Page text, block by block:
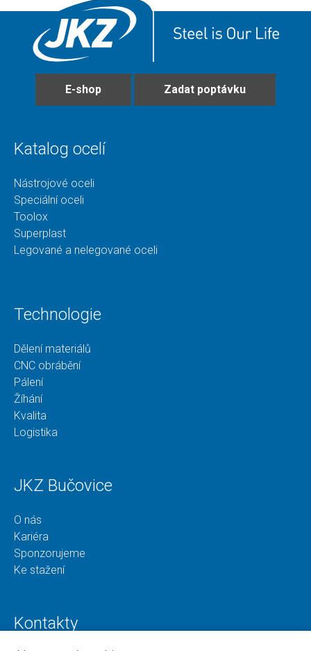
E-shop Zadat poptávku
Katalog ocelí
Nástrojové oceli
Speciální oceli
Toolox
Superplast
Legované a nelegované oceli
Technologie
Dělení materiálů
CNC obrábění
Pálení
Žíhání
Kvalita
Logistika
JKZ Bučovice
O nás
Kariéra
Sponzorujeme
Ke stažení
Kontakty